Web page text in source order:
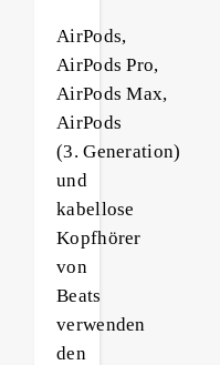
AirPods,
AirPods Pro,
AirPods Max,
AirPods
(3. Generation)
und
kabellose
Kopfhörer
von
Beats
verwenden
den